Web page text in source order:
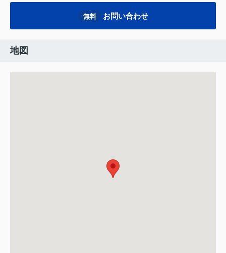
無料 お問い合わせ
地図